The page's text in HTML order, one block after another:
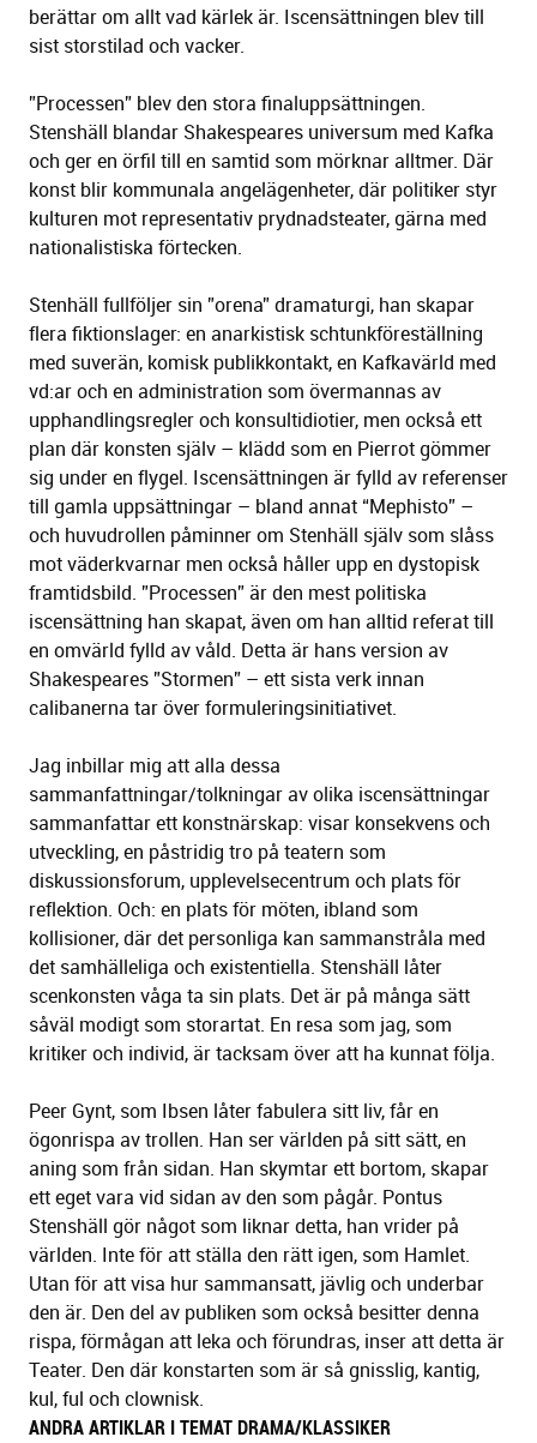
berättar om allt vad kärlek är. Iscensättningen blev till
sist storstilad och vacker.
”Processen” blev den stora finaluppsättningen.
Stenshäll blandar Shakespeares universum med Kafka
och ger en örfil till en samtid som mörknar alltmer. Där
konst blir kommunala angelägenheter, där politiker styr
kulturen mot representativ prydnadsteater, gärna med
nationalistiska förtecken.
Stenhäll fullföljer sin ”orena” dramaturgi, han skapar
flera fiktionslager: en anarkistisk schtunkföreställning
med suverän, komisk publikkontakt, en Kafkavärld med
vd:ar och en administration som övermannas av
upphandlingsregler och konsultidiotier, men också ett
plan där konsten själv – klädd som en Pierrot gömmer
sig under en flygel. Iscensättningen är fylld av referenser
till gamla uppsättningar – bland annat “Mephisto” –
och huvudrollen påminner om Stenhäll själv som slåss
mot väderkvarnar men också håller upp en dystopisk
framtidsbild. ”Processen” är den mest politiska
iscensättning han skapat, även om han alltid referat till
en omvärld fylld av våld. Detta är hans version av
Shakespeares ”Stormen” – ett sista verk innan
calibanerna tar över formuleringsinitiativet.
Jag inbillar mig att alla dessa
sammanfattningar/tolkningar av olika iscensättningar
sammanfattar ett konstnärskap: visar konsekvens och
utveckling, en påstridig tro på teatern som
diskussionsforum, upplevelsecentrum och plats för
reflektion. Och: en plats för möten, ibland som
kollisioner, där det personliga kan sammanstråla med
det samhälleliga och existentiella. Stenshäll låter
scenkonsten våga ta sin plats. Det är på många sätt
såväl modigt som storartat. En resa som jag, som
kritiker och individ, är tacksam över att ha kunnat följa.
Peer Gynt, som Ibsen låter fabulera sitt liv, får en
ögonrispa av trollen. Han ser världen på sitt sätt, en
aning som från sidan. Han skymtar ett bortom, skapar
ett eget vara vid sidan av den som pågår. Pontus
Stenshäll gör något som liknar detta, han vrider på
världen. Inte för att ställa den rätt igen, som Hamlet.
Utan för att visa hur sammansatt, jävlig och underbar
den är. Den del av publiken som också besitter denna
rispa, förmågan att leka och förundras, inser att detta är
Teater. Den där konstarten som är så gnisslig, kantig,
kul, ful och clownisk.
ANDRA ARTIKLAR I TEMAT DRAMA/KLASSIKER